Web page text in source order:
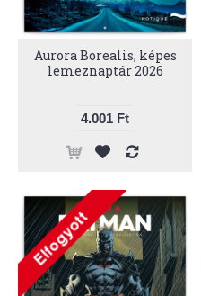
Aurora Borealis, képes
lemeznaptár 2026
4.001 Ft